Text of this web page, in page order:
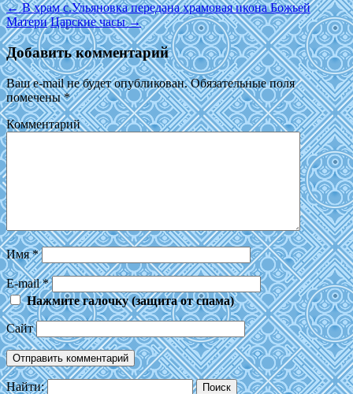
←В храм с.Ульяновка передана храмовая икона Божьей
Матери Царские часы→
Добавить комментарий
Ваш e-mail не будет опубликован.Обязательные поля
помечены*
Комментарий
Имя*
E-mail*
Нажмите галочку (защита от спама)
Сайт
Найти: